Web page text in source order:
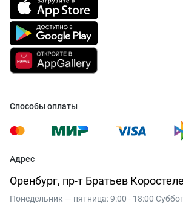
Способы оплаты
Адрес
Оренбург, пр-т Братьев
Понедельник — пятница: 9:00 - 18:00